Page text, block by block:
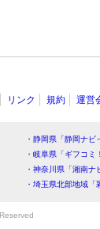
リンク 規約 運営
・静岡県「静岡ナビ
・岐阜県「ギフコミ
・神奈川県「湘南ナ
・埼玉県北部地域「